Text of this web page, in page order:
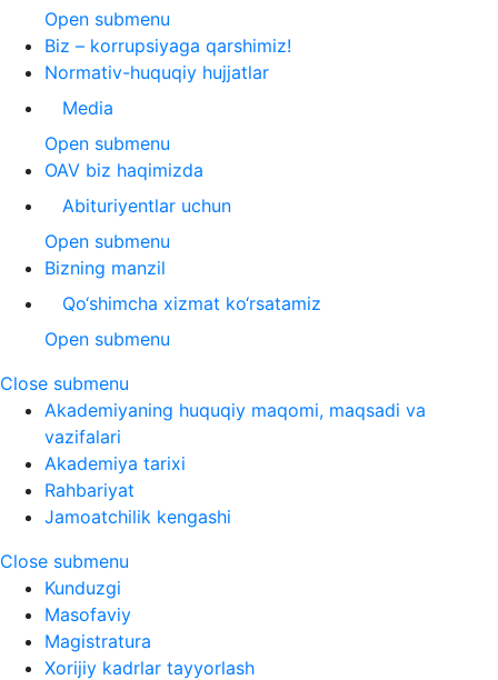
Open submenu
Biz – korrupsiyaga qarshimiz!
Normativ-huquqiy hujjatlar
Media
Open submenu
OAV biz haqimizda
Abituriyentlar uchun
Open submenu
Bizning manzil
Qo‘shimcha xizmat ko‘rsatamiz
Open submenu
Close submenu
Akademiyaning huquqiy maqomi, maqsadi va
vazifalari
Akademiya tarixi
Rahbariyat
Jamoatchilik kengashi
Close submenu
Kunduzgi
Masofaviy
Magistratura
Xorijiy kadrlar tayyorlash